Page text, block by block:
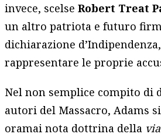
invece, scelseRobert Treat
un altro patriota e futuro
dichiarazione
rappresentare le proprie
Nel non semplice compito di
autori del Massacro, Adams
oramai nota dottrina della